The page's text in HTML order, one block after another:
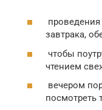
завтрака,
чтобы
чтением
вечером
посмотреть